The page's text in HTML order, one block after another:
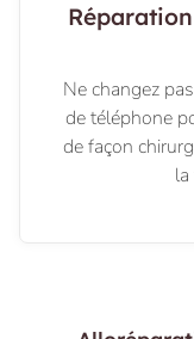
Ne changez
de téléphone
de façon